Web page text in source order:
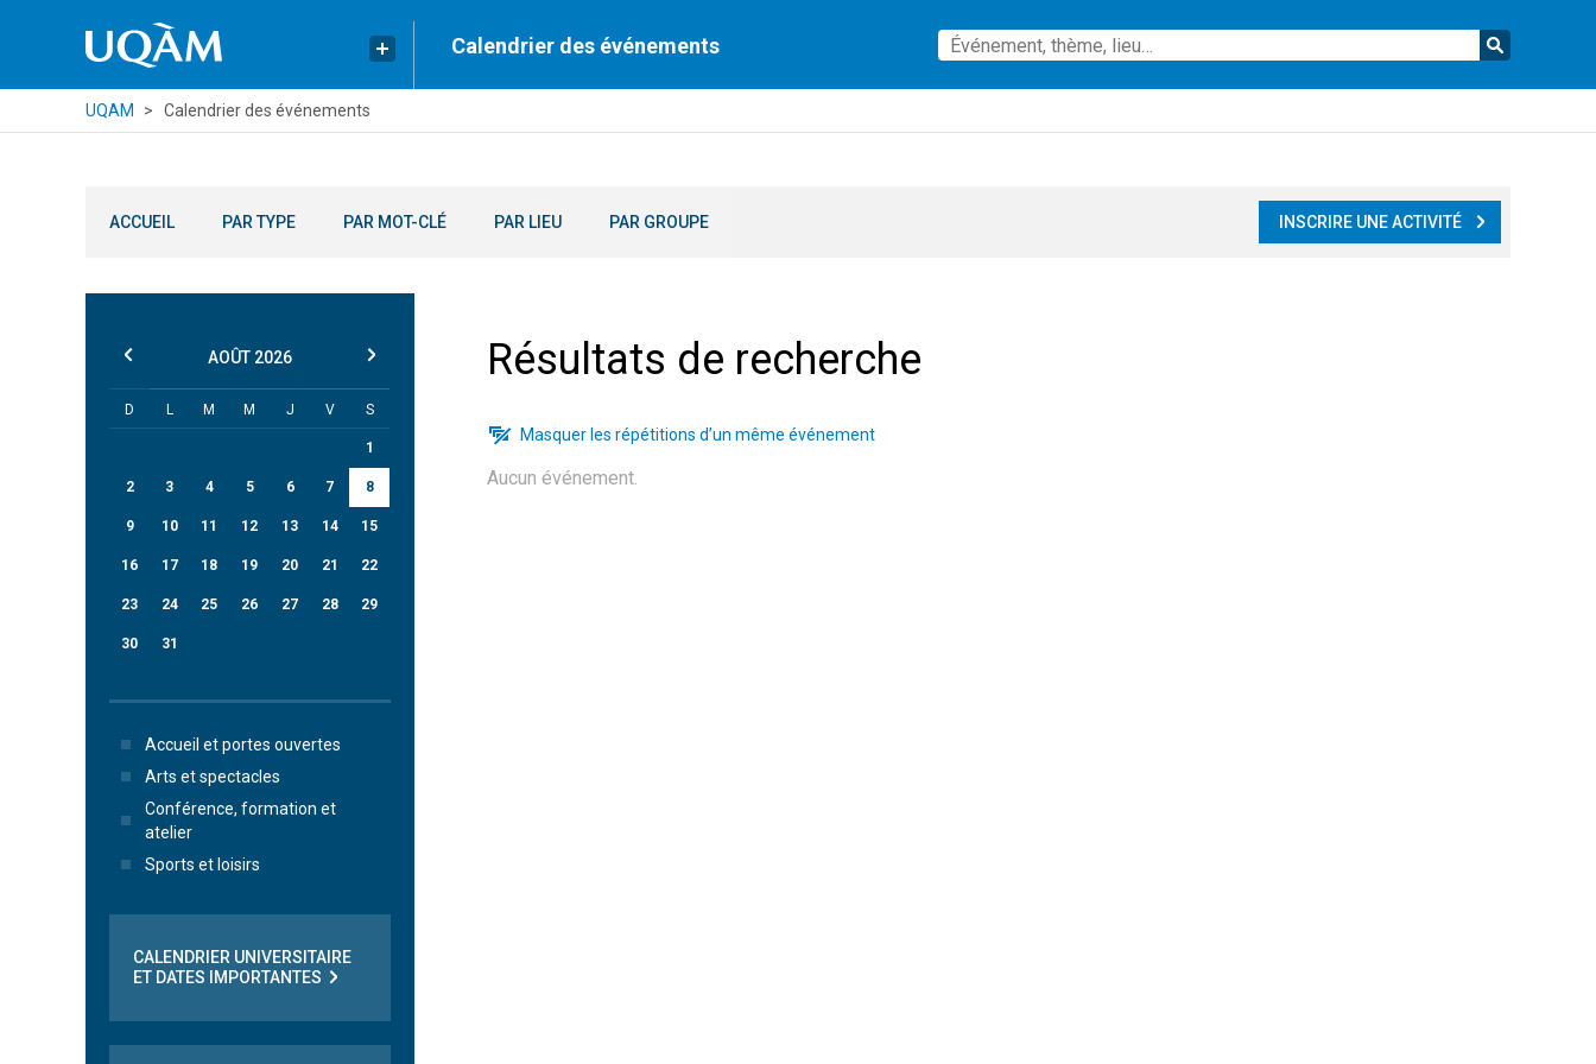
Calendrier des événements
UQAM Calendrier des événements
ACCUEIL PAR TYPE PAR MOT-CLÉ PAR LIEU PAR GROUPE INSCRIRE UNE ACTIVITÉ
Résultats de recherche
Masquer les répétitions d’un même événement
Aucun événement.
AOÛT 2026
D L M M J V S
1
2 3 4 5 6 7 8
9 10 11 12 13 14 15
16 17 18 19 20 21 22
23 24 25 26 27 28 29
30 31
Accueil et portes ouvertes
Arts et spectacles
Conférence, formation et
atelier
Sports et loisirs
CALENDRIER UNIVERSITAIRE
ET DATES IMPORTANTES